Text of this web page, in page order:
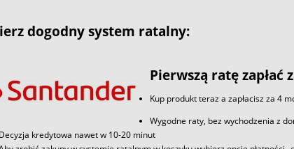
dogodny system ratalny:
Pierwszą ratę zapłać
Kup produkt teraz a zapłacisz za 4
Wygodne raty, bez wychodzenia z
Decyzja kredytowa nawet w 10-20 minut